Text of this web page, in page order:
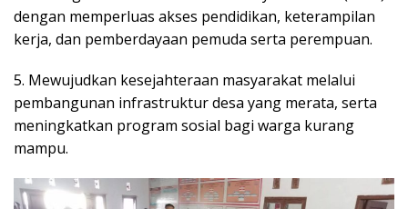
dengan memperluas akses pendidikan, keterampilan
kerja, dan pemberdayaan pemuda serta perempuan.
5. Mewujudkan kesejahteraan masyarakat melalui
pembangunan infrastruktur desa yang merata, serta
meningkatkan program sosial bagi warga kurang
mampu.